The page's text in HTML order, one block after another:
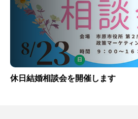
休日結婚相談会を開催します